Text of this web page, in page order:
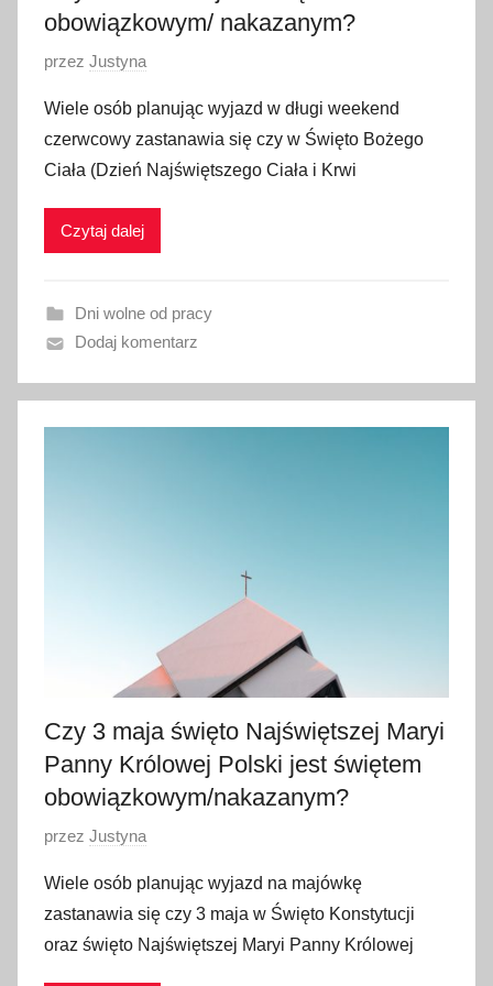
obowiązkowym/ nakazanym?
O
u
b
l
i
a
n
4
m
przez Justyna
Wiele osób planując wyjazd w długi weekend
czerwcowy zastanawia się czy w Święto Bożego
Ciała (Dzień Najświętszego Ciała i Krwi
Czytaj dalej
Dni wolne od pracy
Dodaj komentarz
Czy 3 maja święto Najświętszej Maryi
Panny Królowej Polski jest świętem
obowiązkowym/nakazanym?
O
u
b
l
i
przez Justyna
Wiele osób planując wyjazd na majówkę
zastanawia się czy 3 maja w Święto Konstytucji
oraz święto Najświętszej Maryi Panny Królowej